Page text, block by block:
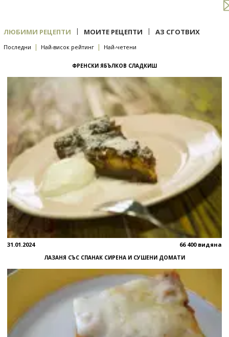
ЛЮБИМИ РЕЦЕПТИ | МОИТЕ РЕЦЕПТИ | АЗ СГОТВИХ
Последни | Най-висок рейтинг | Най-четени
ФРЕНСКИ ЯБЪЛКОВ СЛАДКИШ
31.01.2024 66 400 видяна
ЛАЗАНЯ СЪС СПАНАК СИРЕНА И СУШЕНИ ДОМАТИ